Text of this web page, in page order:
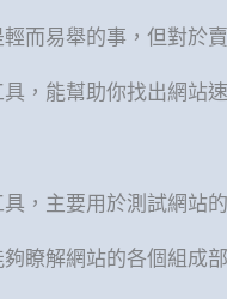
而易舉的事，但對於
，能幫助你找出網站
，主要用於測試網站
瞭解網站的各個組成